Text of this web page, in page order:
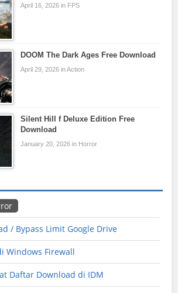
April 16, 2026 in FPS
DOOM The Dark Ages Free Download
April 29, 2026 in Action
Silent Hill f Deluxe Edition Free
Download
January 20, 2026 in Horror
/ Bypass Limit Google Drive
Windows Firewall
Daftar Download di IDM